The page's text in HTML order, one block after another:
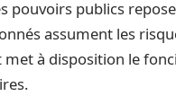
pouvoirs publics
assument les
met à disposition le